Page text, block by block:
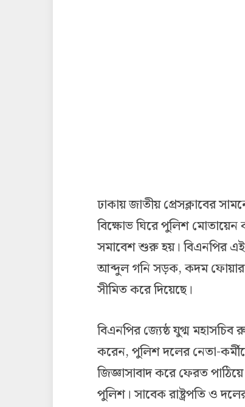
ঢাকায় জাতীয় প্রেসক্লাবের
বিক্ষোভ ঘিরে পুলিশ
সমাবেশ শুরু হয়। বিএনপির এই
আব্দুল গনি সড়ক, কদম ফোয়ারা
সীমিত করে দিয়েছে।
বিএনপির জ্যেষ্ঠ যুগ্ম
করেন, পুলিশ দলের নেতা-
জিজ্ঞাসাবাদ করে ফেরত
পুলিশ। সাবেক রাষ্ট্রপতি ও দলের